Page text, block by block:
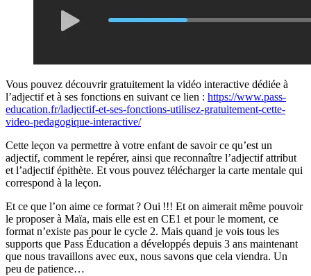
Vous pouvez découvrir gratuitement la vidéo interactive dédiée à
l’adjectif et à ses fonctions en suivant ce lien : https://www.pass-
education.fr/ladjectif-et-ses-fonctions-utilisez-gratuitement-cette-
video-pedagogique-interactive/
Cette leçon va permettre à votre enfant de savoir ce qu’est un
adjectif, comment le repérer, ainsi que reconnaître l’adjectif attribut
et l’adjectif épithète. Et vous pouvez télécharger la carte mentale qui
correspond à la leçon.
Et ce que l’on aime ce format ? Oui !!! Et on aimerait même pouvoir
le proposer à Maïa, mais elle est en CE1 et pour le moment, ce
format n’existe pas pour le cycle 2. Mais quand je vois tous les
supports que Pass Éducation a développés depuis 3 ans maintenant
que nous travaillons avec eux, nous savons que cela viendra. Un
peu de patience…